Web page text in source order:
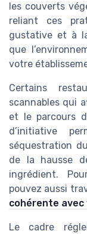
les couverts
reliant ces
gustative et à
que
votre
Certains
scannables qui
et le parcours
d’initiative
séquestration
de la hausse
ingrédient.
pouvez aussi
cohérente
Le cadre